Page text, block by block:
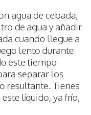
agua de cebada,
de agua y añadir
cuando llegue a
lento durante
este tiempo
separar los
resultante. Tienes
líquido, ya frío,